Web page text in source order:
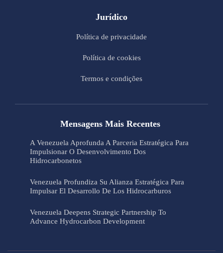
Jurídico
Política de privacidade
Política de cookies
Termos e condições
Mensagens Mais Recentes
A Venezuela Aprofunda A Parceria Estratégica Para
Impulsionar O Desenvolvimento Dos
Hidrocarbonetos
Venezuela Profundiza Su Alianza Estratégica Para
Impulsar El Desarrollo De Los Hidrocarburos
Venezuela Deepens Strategic Partnership To
Advance Hydrocarbon Development